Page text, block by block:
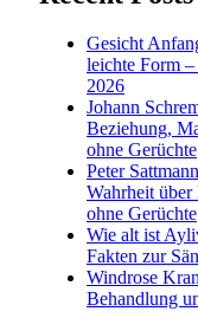
Gesicht
leichte Form
2026
Johann
Beziehung,
ohne Gerüchte
Peter
Wahrheit
ohne Gerüchte
Wie alt ist
Fakten zur
Windrose
Behandlung